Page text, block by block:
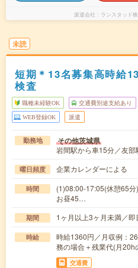
派遣会社 ランスタッド
未読
短期＊13名募集高時給
検査
職種未経験OK 交通費別途支給あり
WEB登録OK 派遣
勤務地 その他茨城県
岩間駅から車15分／友
曜日頻度 企業カレンダーによる
時間
(1)08:00-17:05(休憩65
お昼45…
期間 1ヶ月以上3ヶ月未満／
時給
時給1360円／月収例：
務の場合＋残業代(月
交通費